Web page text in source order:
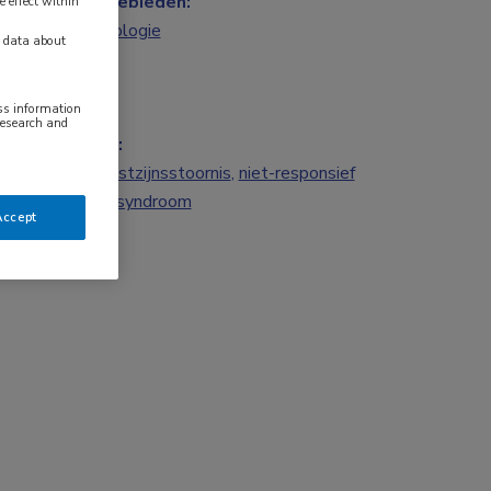
Neurologie
Tags:
bewustzijnsstoornis, niet-responsief
waaksyndroom
data about
information
and